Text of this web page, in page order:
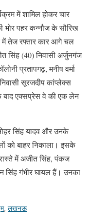
में शामिल होकर चार
पहर कन्नौज के सौरिख
तेज रफ्तार कार आगे चल
सिंह (40) निवासी अर्जुनगंज
प्रतापगढ़, मनीष वर्मा
सूरजदीप कांप्लेक्स
एक्सप्रेस वे की एक लेन
सिंह यादव और उनके
को बाहर निकाला। इसके
में अजीत सिंह, पंकज
सिंह गंभीर घायल हैं। उनका
, लखनऊ